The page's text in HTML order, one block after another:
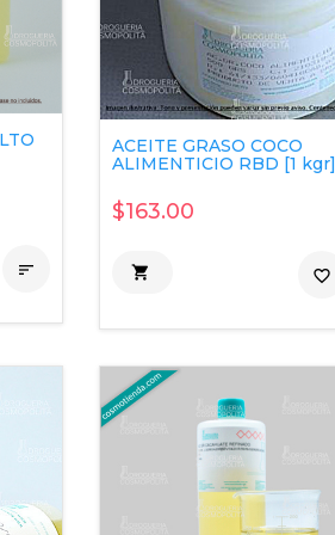

ACEITE GRASO COCO
ALIMENTICIO RBD [1 kgr]
$163.00
 favorite_border